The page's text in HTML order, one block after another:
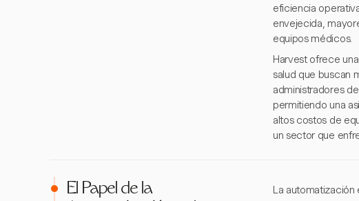
eficiencia
envejecida,
equipos médicos.
Harvest ofrece
salud que buscan
administradores
permitiendo una
altos costos de
un sector que
El Papel de la
La automatización